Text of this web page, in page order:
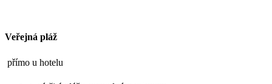
Veřejná pláž
přímo u hotelu